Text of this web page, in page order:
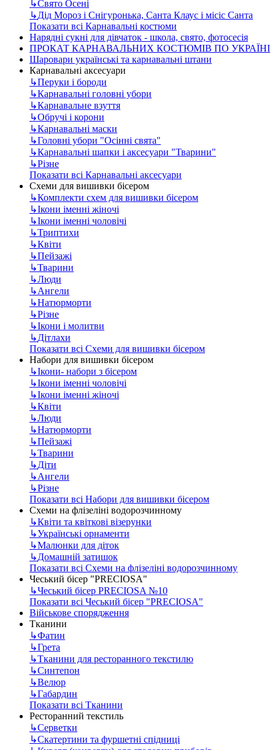
↳Свято Осені
↳Дід Мороз і Снігуронька, Санта Клаус і місіс Санта
Показати всі Карнавальні костюми
Нарядні сукні для дівчаток - школа, свято, фотосесія
ПРОКАТ КАРНАВАЛЬНИХ КОСТЮМІВ ПО УКРАЇНІ
Шаровари українські та карнавальні штани
Карнавальні аксесуари
↳Перуки і бороди
↳Карнавальні головні убори
↳Карнавальне взуття
↳Обручі і корони
↳Карнавальні маски
↳Головні убори "Осінні свята"
↳Карнавальні шапки і аксесуари "Тварини"
↳Різне
Показати всі Карнавальні аксесуари
Схеми для вишивки бісером
↳Комплекти схем для вишивки бісером
↳Ікони іменні жіночі
↳Ікони іменні чоловічі
↳Триптихи
↳Квіти
↳Пейзажі
↳Тварини
↳Люди
↳Ангели
↳Натюрморти
↳Різне
↳Ікони і молитви
↳Дітлахи
Показати всі Схеми для вишивки бісером
Набори для вишивки бісером
↳Ікони- набори з бісером
↳Ікони іменні чоловічі
↳Ікони іменні жіночі
↳Квіти
↳Люди
↳Натюрморти
↳Пейзажі
↳Тварини
↳Діти
↳Ангели
↳Різне
Показати всі Набори для вишивки бісером
Схеми на флізеліні водорозчинному
↳Квіти та квіткові візерунки
↳Українські орнаменти
↳Малюнки для діток
↳Домашній затишок
Показати всі Схеми на флізеліні водорозчинному
Чеський бісер "PRECIOSA"
↳Чеський бісер PRECIOSA №10
Показати всі Чеський бісер "PRECIOSA"
Військове спорядження
Тканини
↳Фатин
↳Грета
↳Тканини для ресторанного текстилю
↳Синтепон
↳Велюр
↳Габардин
Показати всі Тканини
Ресторанний текстиль
↳Серветки
↳Скатертини та фуршетні спідниці